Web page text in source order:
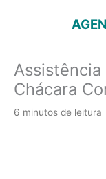
Chácara
6 minutos de leitura